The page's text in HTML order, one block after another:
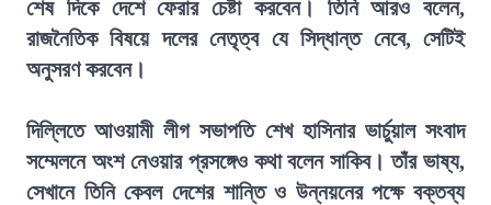
শেষ দিকে দেশে ফেরার চেষ্টা করবেন। তিনি আরও বলেন,
রাজনৈতিক বিষয়ে দলের নেতৃত্ব যে সিদ্ধান্ত নেবে, সেটিই
অনুসরণ করবেন।
দিল্লিতে আওয়ামী লীগ সভাপতি শেখ হাসিনার ভার্চুয়াল সংবাদ
সম্মেলনে অংশ নেওয়ার প্রসঙ্গেও কথা বলেন সাকিব। তাঁর ভাষ্য,
সেখানে তিনি কেবল দেশের শান্তি ও উন্নয়নের পক্ষে বক্তব্য